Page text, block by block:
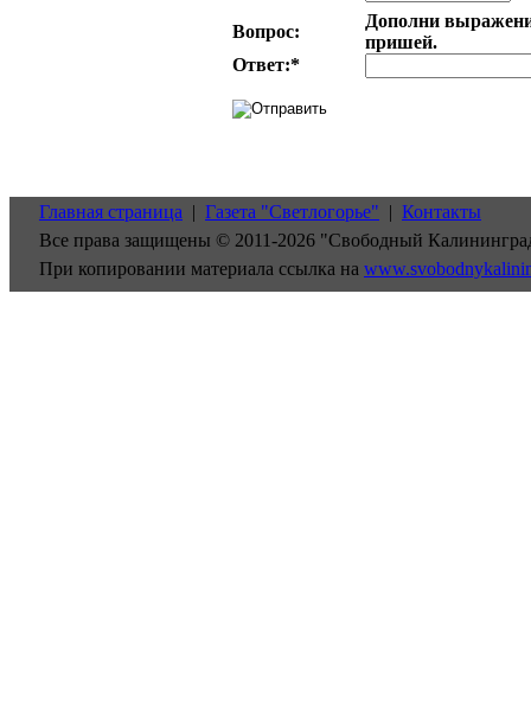
Вопрос:
Дополни
пришей.
Ответ:*
Главная страница | Газета "Светлогорье" | Контакты
Все права защищены © 2011-2026 "Свободный
При копировании материала ссылка на